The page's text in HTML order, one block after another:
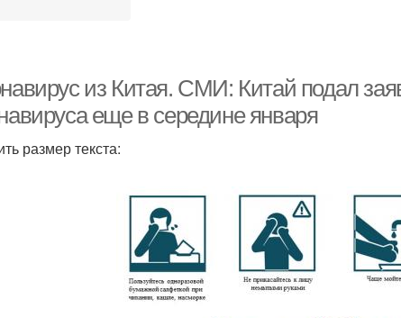
из Китая. СМИ: Китай подал
еще в середине января
размер текста: